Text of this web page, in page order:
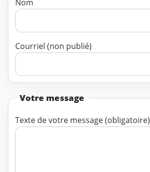
Nom
Courriel (non publié)
Votre message
Texte de votre message (obligatoire)